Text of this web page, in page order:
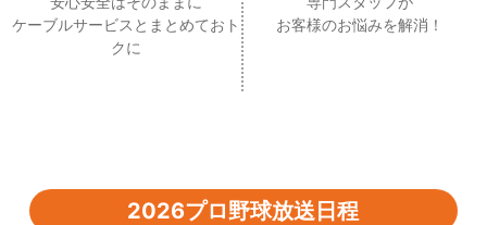
ケーブルサービスとまとめておト
クに
お客様のお悩みを解消！
2026プロ野球放送日程